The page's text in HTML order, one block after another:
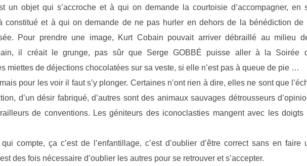
un objet qui s’accroche et à qui on demande la courtoisie d’accompagner, en
constitué et à qui on demande de ne pas hurler en dehors de la bénédiction de
Pour prendre une image, Kurt Cobain pouvait arriver débraillé au milieu
il créait le grunge, pas sûr que Serge GOBBÉ puisse aller à la Soirée
miettes de déjections chocolatées sur sa veste, si elle n’est pas à queue de pie …
pour les voir il faut s’y plonger. Certaines n’ont rien à dire, elles ne sont que
d’un désir fabriqué, d’autres sont des animaux sauvages détrousseurs
de conventions. Les géniteurs des iconoclasties mangent avec les doigts
compte, ça c’est de l’enfantillage, c’est d’oublier d’être correct sans en faire
des fois nécessaire d’oublier les autres pour se retrouver et s’accepter.